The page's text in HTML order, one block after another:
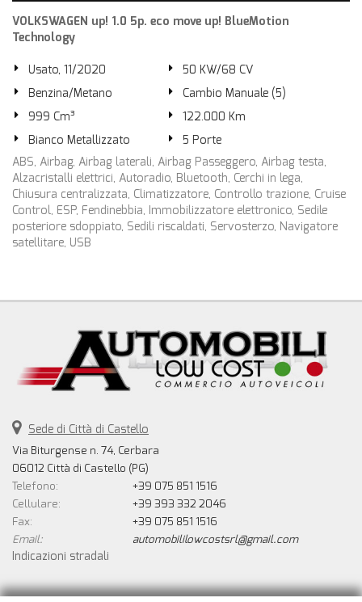
VOLKSWAGEN up! 1.0 5p. eco move up! BlueMotion
Technology
Usato, 11/2020
50 KW/68 CV
Benzina/Metano
Cambio Manuale (5)
999 Cm³
122.000 Km
Bianco Metallizzato
5 Porte
ABS, Airbag, Airbag laterali, Airbag Passeggero, Airbag testa,
Alzacristalli elettrici, Autoradio, Bluetooth, Cerchi in lega,
Chiusura centralizzata, Climatizzatore, Controllo trazione, Cruise
Control, ESP, Fendinebbia, Immobilizzatore elettronico, Sedile
posteriore sdoppiato, Sedili riscaldati, Servosterzo, Navigatore
satellitare, USB
Sede di Città di Castello
Via Biturgense n. 74, Cerbara
06012 Città di Castello (PG)
Telefono:
+39 075 851 1516
Cellulare:
+39 393 332 2046
Fax:
+39 075 851 1516
Email:
automobililowcostsrl@gmail.com
Indicazioni stradali